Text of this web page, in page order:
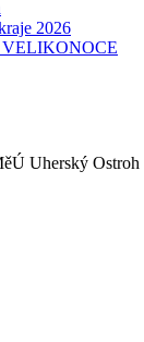
2026
VELIKONOCE
Uherský Ostroh